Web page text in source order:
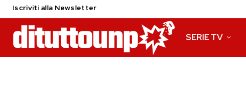
Iscriviti alla Newsletter
SERIE TV